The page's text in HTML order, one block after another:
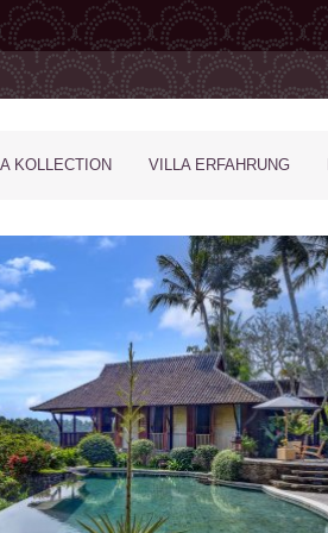
KOLLECTION VILLA ERFAHRUNG